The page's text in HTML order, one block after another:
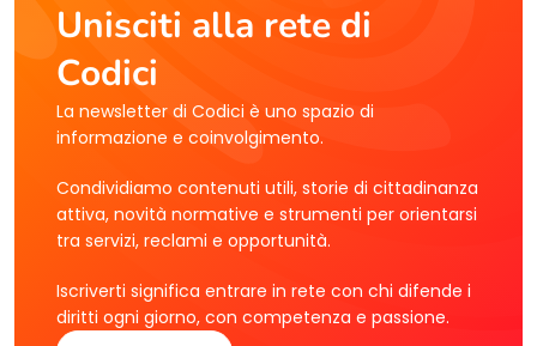
Unisciti alla rete di
Codici
La newsletter di Codici è uno spazio di
informazione e coinvolgimento.
Condividiamo contenuti utili, storie di cittadinanza
attiva, novità normative e strumenti per orientarsi
tra servizi, reclami e opportunità.
Iscriverti significa entrare in rete con chi difende i
diritti ogni giorno, con competenza e passione.